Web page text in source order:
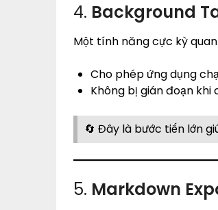
4. Background
Một tính năng cực kỳ
Cho phép ứng dụng
Không bị gián đoạn khi
🔄 Đây là bước tiến lớn
5. Markdown